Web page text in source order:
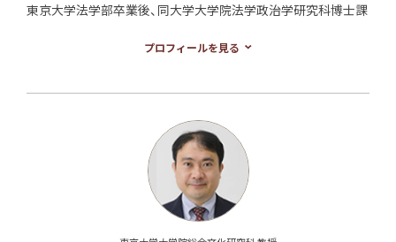
東京大学法学部卒業後、同大学大学院法学政治学研究科博士課
学法学部教授などを経て現職。専門は、政治学および日本現代
際関係史』（岩波書店、2008年）、『現代日本の政党デモクラ
シー』（岩波新書、2012年）、『自民党政治の変容』 （NHKブック
プロフィールを見る